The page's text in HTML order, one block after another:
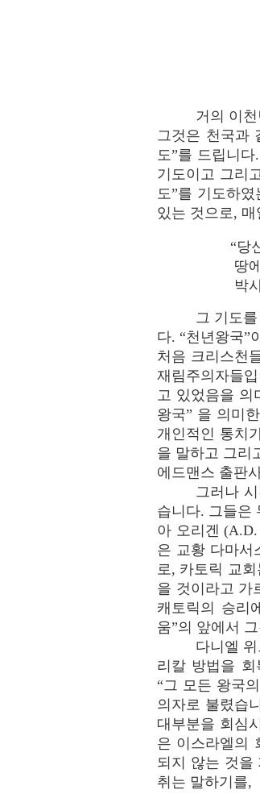
거의 이
그것은 천국과
도”를 드립니
기도이고 그리
도”를 기도하
있는 것으로,
“당
땅
박
그 기도
다. “천년왕국”
처음 크리스천
재림주의자들
고 있었음을 의
왕국” 을 의미
개인적인 통치
을 말하고 그리
에드맨스 출판
그러나
습니다. 그들은
아 오리겐
은 교황 다마서
로, 카토릭 교
을 것이라고 가
캐토릭의 승리
움”의 앞에서
다니엘
리칼 방법을
“그 모든 왕국
의자로 불렸습
대부분을 회심
은 이스라엘의
되지 않는 것을
취는 말하기를,